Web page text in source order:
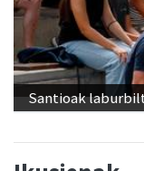
Santioak